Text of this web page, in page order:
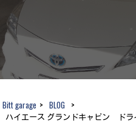
Bitt garage > BLOG >
ハイエース グランドキャビン ドラ